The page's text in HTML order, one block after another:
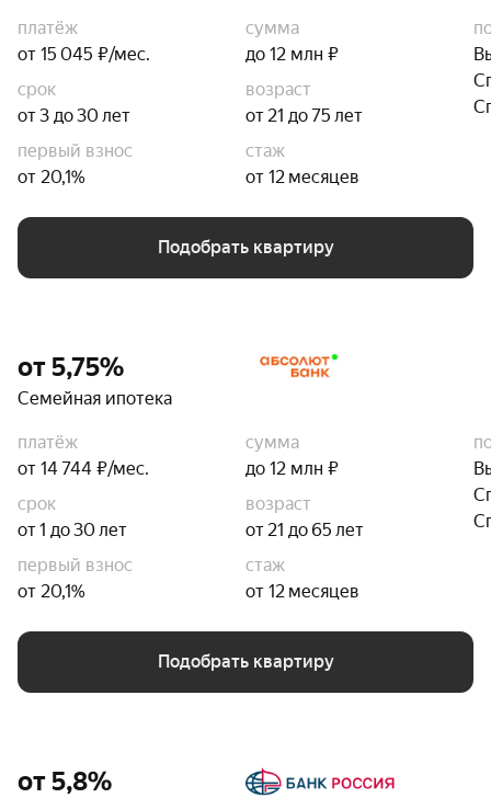
платёж
от 15 045 ₽/мес.
сумма
до 12 млн ₽
срок
от 3 до 30 лет
возраст
от 21 до 75 лет
первый взнос
от 20,1%
стаж
от 12 месяцев
Подобрать квартиру
от 5,75%
Семейная ипотека
платёж
от 14 744 ₽/мес.
сумма
до 12 млн ₽
срок
от 1 до 30 лет
возраст
от 21 до 65 лет
первый взнос
от 20,1%
стаж
от 12 месяцев
Подобрать квартиру
от 5,8%